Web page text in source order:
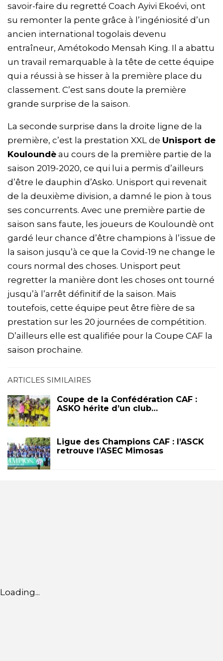
savoir-faire du regretté Coach Ayivi Ekoévi, ont
su remonter la pente grâce à l’ingéniosité d’un
ancien international togolais devenu
entraîneur, Amétokodo Mensah King. Il a abattu
un travail remarquable à la tête de cette équipe
qui a réussi à se hisser à la première place du
classement. C’est sans doute la première
grande surprise de la saison.
La seconde surprise dans la droite ligne de la
première, c’est la prestation XXL de Unisport de
Kouloundè au cours de la première partie de la
saison 2019-2020, ce qui lui a permis d’ailleurs
d’être le dauphin d’Asko. Unisport qui revenait
de la deuxième division, a damné le pion à tous
ses concurrents. Avec une première partie de
saison sans faute, les joueurs de Kouloundè ont
gardé leur chance d’être champions à l’issue de
la saison jusqu’à ce que la Covid-19 ne change le
cours normal des choses. Unisport peut
regretter la manière dont les choses ont tourné
jusqu’à l’arrêt définitif de la saison. Mais
toutefois, cette équipe peut être fière de sa
prestation sur les 20 journées de compétition.
D’ailleurs elle est qualifiée pour la Coupe CAF la
saison prochaine.
ARTICLES SIMILAIRES
Coupe de la Confédération CAF :
ASKO hérite d’un club…
Ligue des Champions CAF : l’ASCK
retrouve l’ASEC Mimosas
Loading...